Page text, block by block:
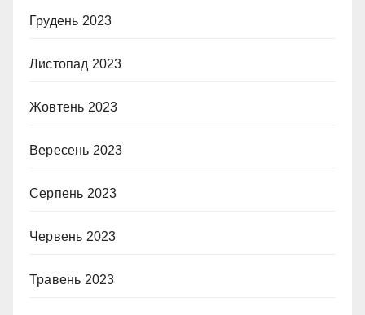
Грудень 2023
Листопад 2023
Жовтень 2023
Вересень 2023
Серпень 2023
Червень 2023
Травень 2023